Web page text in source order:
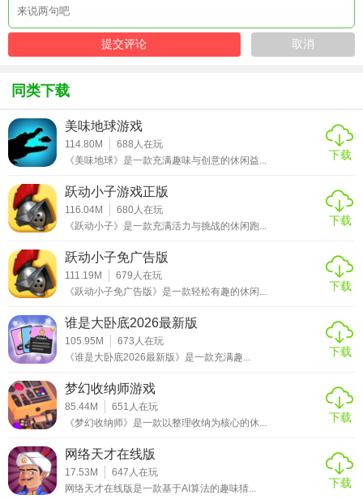
【保龄球游戏3D测评】
保龄球游戏3D凭借其细腻的3D画面、流畅的操作手感与丰富
精准调校使投球体验接近真实，而道具系统与成就设计则降
人对战模式进一步提升了游戏的社交属性，适合与朋友共同
体验竞技乐趣。唯一不足在于部分高级球道需通过内购解
锁，但免费内容已足够支撑长时间游玩。总体评分：
★★★★☆（4.5/5）。
同类下载
美味地球游戏
114.80M 688 人在玩
《美味地球》是一款充满趣味与创意的休闲益...
下载
跃动小子游戏正版
116.04M 680 人在玩
《跃动小子》是一款充满活力与挑战的休闲跑...
下载
跃动小子免广告版
111.19M 679 人在玩
《跃动小子免广告版》是一款轻松有趣的休闲...
下载
谁是大卧底2026最新版
105.95M 673 人在玩
《谁是大卧底2026最新版》是一款充满趣...
下载
梦幻收纳师游戏
85.44M 651 人在玩
《梦幻收纳师》是一款以整理收纳为核心的休...
下载
网络天才在线版
17.53M 647 人在玩
网络天才在线版是一款基于AI算法的趣味猜...
下载